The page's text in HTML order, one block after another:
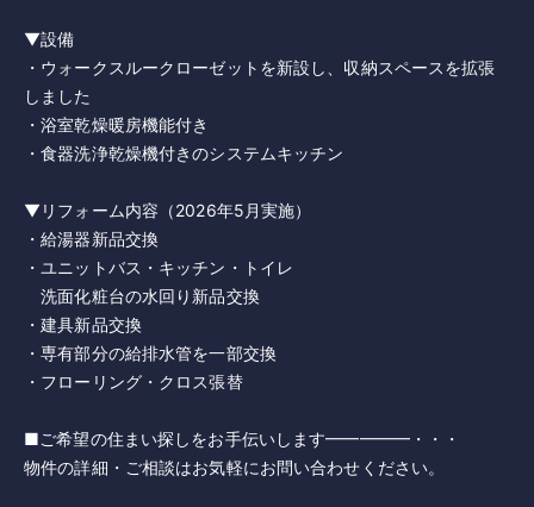
▼設備
・ウォークスルークローゼットを新設し、収納スペースを拡張
しました
・浴室乾燥暖房機能付き
・食器洗浄乾燥機付きのシステムキッチン
▼リフォーム内容（2026年5月実施）
・給湯器新品交換
・ユニットバス・キッチン・トイレ
洗面化粧台の水回り新品交換
・建具新品交換
・専有部分の給排水管を一部交換
・フローリング・クロス張替
■ご希望の住まい探しをお手伝いします━━━━━・・・
物件の詳細・ご相談はお気軽にお問い合わせください。